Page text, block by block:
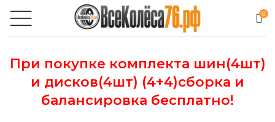
0
При покупке комплекта шин(4шт)
и дисков(4шт) (4+4)сборка и
балансировка бесплатно!